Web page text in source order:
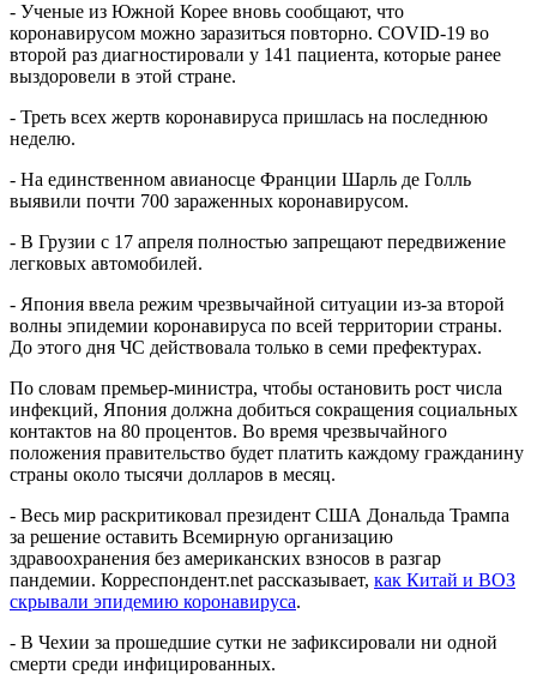
- Ученые из Южной Корее вновь сообщают, что
коронавирусом можно заразиться повторно. COVID-19 во
второй раз диагностировали у 141 пациента, которые ранее
выздоровели в этой стране.
- Треть всех жертв коронавируса пришлась на последнюю
неделю.
- На единственном авианосце Франции Шарль де Голль
выявили почти 700 зараженных коронавирусом.
- В Грузии с 17 апреля полностью запрещают передвижение
легковых автомобилей.
- Япония ввела режим чрезвычайной ситуации из-за второй
волны эпидемии коронавируса по всей территории страны.
До этого дня ЧС действовала только в семи префектурах.
По словам премьер-министра, чтобы остановить рост числа
инфекций, Япония должна добиться сокращения социальных
контактов на 80 процентов. Во время чрезвычайного
положения правительство будет платить каждому гражданину
страны около тысячи долларов в месяц.
- Весь мир раскритиковал президент США Дональда Трампа
за решение оставить Всемирную организацию
здравоохранения без американских взносов в разгар
пандемии. Корреспондент.net рассказывает, как Китай и ВОЗ
скрывали эпидемию коронавируса.
- В Чехии за прошедшие сутки не зафиксировали ни одной
смерти среди инфицированных.